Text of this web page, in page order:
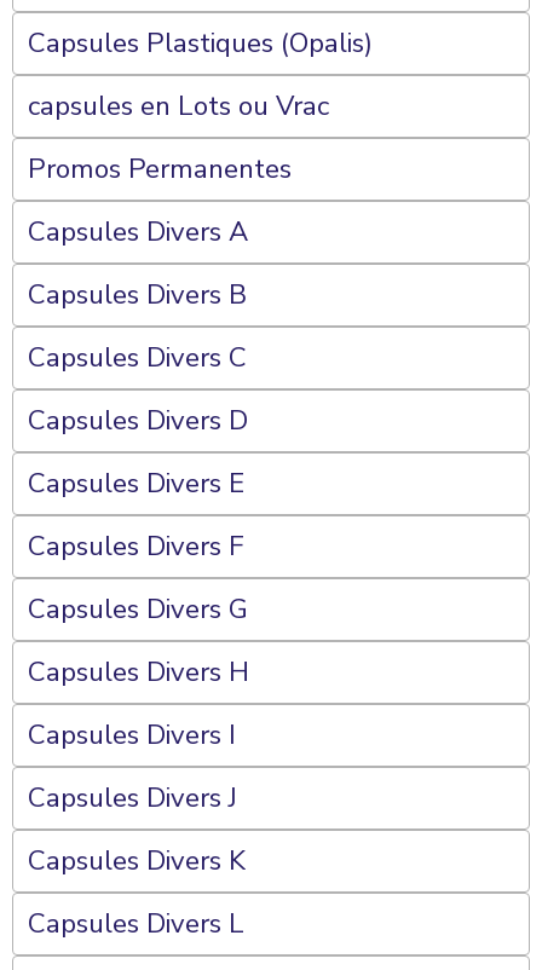
Capsules Plastiques (Opalis)
capsules en Lots ou Vrac
Promos Permanentes
Capsules Divers A
Capsules Divers B
Capsules Divers C
Capsules Divers D
Capsules Divers E
Capsules Divers F
Capsules Divers G
Capsules Divers H
Capsules Divers I
Capsules Divers J
Capsules Divers K
Capsules Divers L